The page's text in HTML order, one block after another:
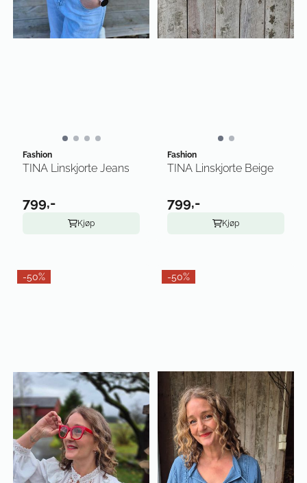
Fashion
TINA Linskjorte Jeans
799,-
Kjøp
Fashion
TINA Linskjorte Beige
799,-
Kjøp
-50% -50%